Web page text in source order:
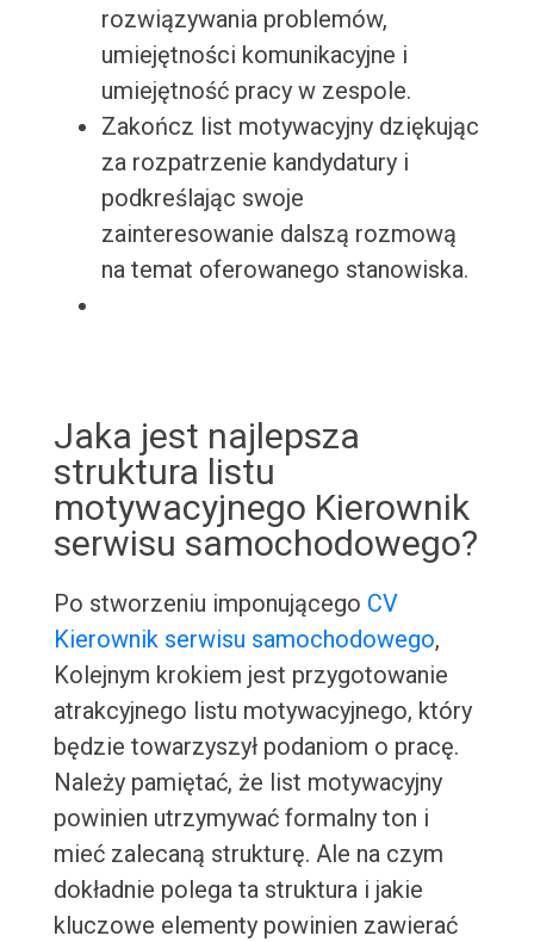
rozwiązywania problemów,
umiejętności komunikacyjne i
umiejętność pracy w zespole.
Zakończ list motywacyjny dziękując
za rozpatrzenie kandydatury i
podkreślając swoje
zainteresowanie dalszą rozmową
na temat oferowanego stanowiska.
Jaka jest najlepsza
struktura listu
motywacyjnego Kierownik
serwisu samochodowego?
Po stworzeniu imponującego CV
Kierownik serwisu samochodowego,
Kolejnym krokiem jest przygotowanie
atrakcyjnego listu motywacyjnego, który
będzie towarzyszył podaniom o pracę.
Należy pamiętać, że list motywacyjny
powinien utrzymywać formalny ton i
mieć zalecaną strukturę. Ale na czym
dokładnie polega ta struktura i jakie
kluczowe elementy powinien zawierać